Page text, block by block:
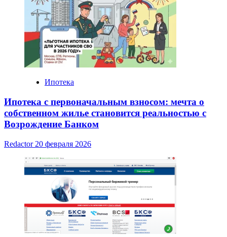
Ипотека
Ипотека с первоначальным взносом: мечта о
собственном жилье становится реальностью с
Возрождение Банком
Redactor 20 февраля 2026